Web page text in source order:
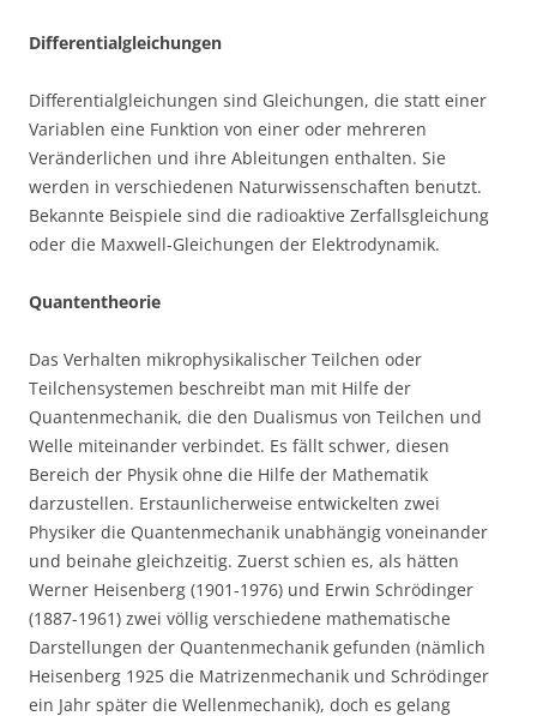
Differentialgleichungen
Differentialgleichungen sind Gleichungen, die statt einer
Variablen eine Funktion von einer oder mehreren
Veränderlichen und ihre Ableitungen enthalten. Sie
werden in verschiedenen Naturwissenschaften benutzt.
Bekannte Beispiele sind die radioaktive Zerfallsgleichung
oder die Maxwell-Gleichungen der Elektrodynamik.
Quantentheorie
Das Verhalten mikrophysikalischer Teilchen oder
Teilchensystemen beschreibt man mit Hilfe der
Quantenmechanik, die den Dualismus von Teilchen und
Welle miteinander verbindet. Es fällt schwer, diesen
Bereich der Physik ohne die Hilfe der Mathematik
darzustellen. Erstaunlicherweise entwickelten zwei
Physiker die Quantenmechanik unabhängig voneinander
und beinahe gleichzeitig. Zuerst schien es, als hätten
Werner Heisenberg (1901-1976) und Erwin Schrödinger
(1887-1961) zwei völlig verschiedene mathematische
Darstellungen der Quantenmechanik gefunden (nämlich
Heisenberg 1925 die Matrizenmechanik und Schrödinger
ein Jahr später die Wellenmechanik), doch es gelang